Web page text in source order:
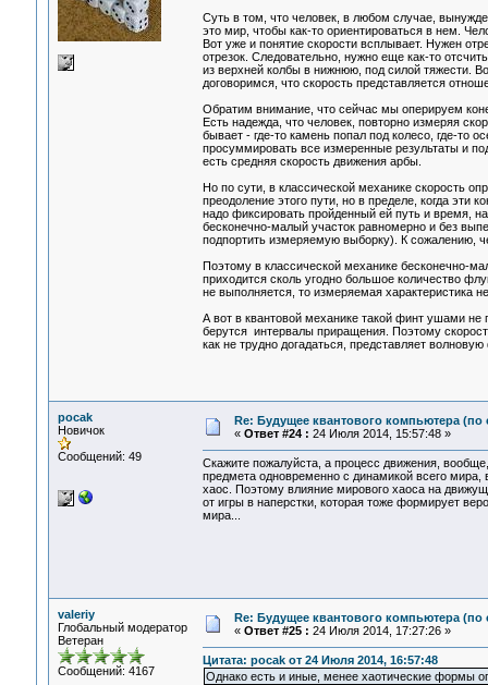
Суть в том, что человек, в любом случае,
это мир, чтобы как-то ориентироваться в нем.
Вот уже и понятие скорости всплывает. Нужен
отрезок. Следовательно, нужно еще как-то
из верхней колбы в нижнюю, под силой тяжести.
договоримся, что скорость представляется
Обратим внимание, что сейчас мы оперируем
Есть надежда, что человек, повторно измеряя
бывает - где-то камень попал под колесо, где-то
просуммировать все измеренные результаты и
есть средняя скорость движения арбы.
Но по сути, в классической механике скорость
преодоление этого пути, но в пределе, когда эти
надо фиксировать пройденный ей путь и время,
бесконечно-малый участок равномерно и без
подпортить измеряемую выборку). К сожалению,
Поэтому в классической механике бесконечно-
приходится сколь угодно большое количество
не выполняется, то измеряемая характеристика
А вот в квантовой механике такой финт ушами не
берутся интервалы приращения. Поэтому
как не трудно догадаться, представляет
pocak
Новичок
Сообщений: 49
Re: Будущее квантового компьютера (по
« Ответ #24 : 24 Июля 2014, 15:57:48 »
Скажите пожалуйста, а процесс движения,
предмета одновременно с динамикой всего
хаос. Поэтому влияние мирового хаоса на
от игры в наперстки, которая тоже формирует
мира...
valeriy
Глобальный модератор
Ветеран
Сообщений: 4167
Re: Будущее квантового компьютера (по
« Ответ #25 : 24 Июля 2014, 17:27:26 »
Цитата: pocak от 24 Июля 2014, 16:57:48
Однако есть и иные, менее хаотические формы